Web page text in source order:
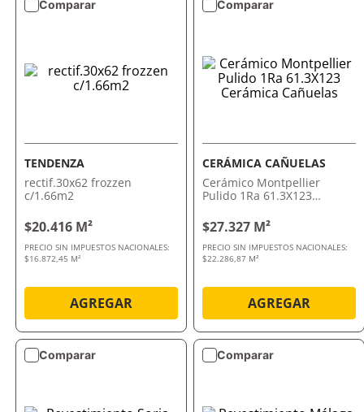
Comparar
TENDENZA
rectif.30x62 frozzen
c/1.66m2
$20.416 M²
PRECIO SIN IMPUESTOS NACIONALES:
$16.872,45 M²
AGREGAR
Comparar
CERÁMICA CAÑUELAS
Cerámico Montpellier
Pulido 1Ra 61.3X123
$27.327 M²
PRECIO SIN IMPUESTOS NACIONALES:
$22.286,87 M²
AGREGAR
Comparar Comparar